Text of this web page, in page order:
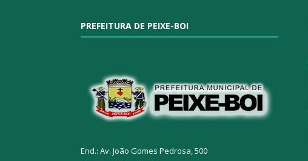
PREFEITURA DE PEIXE-BOI
End.: Av. João Gomes Pedrosa, 500